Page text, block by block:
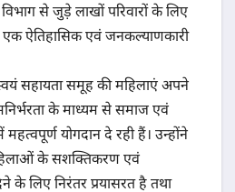
विभाग से जुड़े लाखों परिवारों के लिए
एक ऐतिहासिक एवं जनकल्याणकारी
सहायता समूह की महिलाएं अपने
के माध्यम से समाज एवं
योगदान दे रही हैं। उन्होंने
के सशक्तिकरण एवं
के लिए निरंतर प्रयासरत है तथा